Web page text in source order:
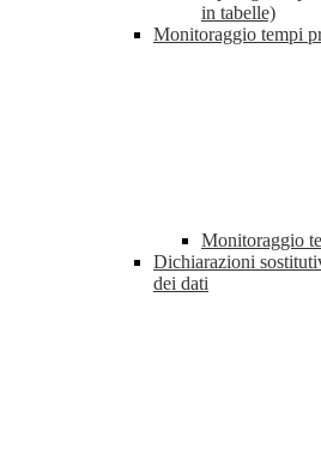
in tabelle)
Monitoraggio tempi
Monitoraggio
Dichiarazioni
dei dati